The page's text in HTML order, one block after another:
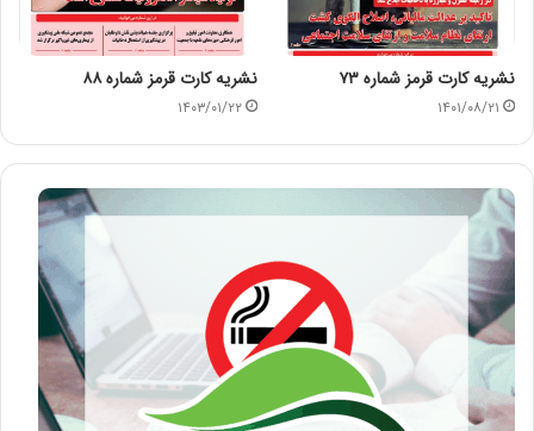
نشریه کارت قرمز شماره ۷۳
۱۴۰۱/۰۸/۲۱
نشریه کارت قرمز شماره ۸۸
۱۴۰۳/۰۱/۲۲